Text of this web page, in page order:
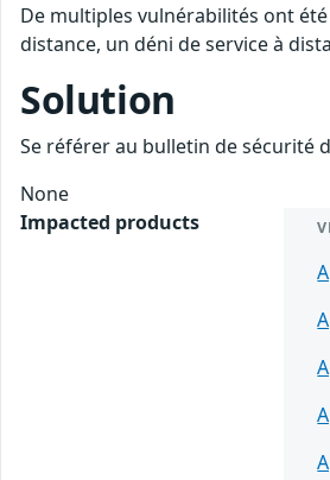
De multiples vulnérabilités ont
distance, un déni de service à
Solution
Se référer au bulletin de sécurité
None
Impacted products